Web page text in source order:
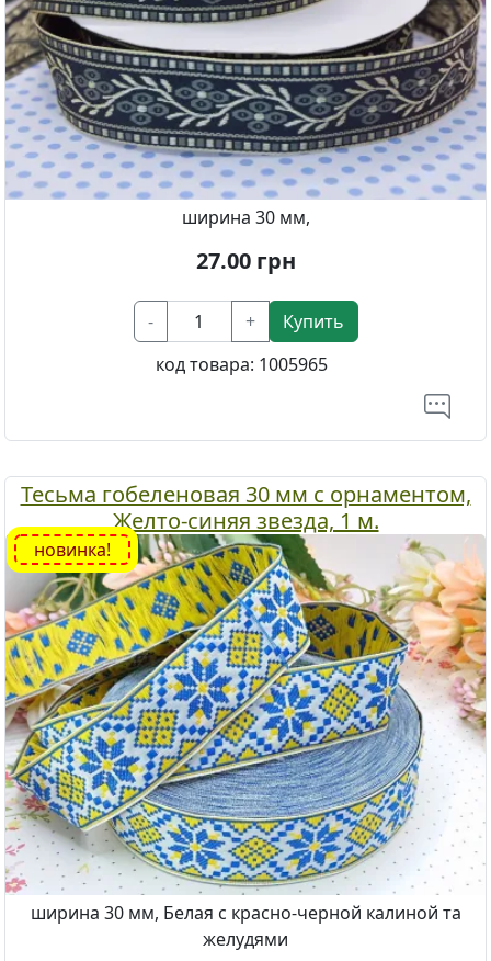
ширина 30 мм,
27.00грн
- +
Купить
код товара: 1005965
Тесьма гобеленовая 30 мм с орнаментом,
Желто-синяя звезда, 1 м.
новинка!
ширина 30 мм, Белая с красно-черной калиной та
желудями